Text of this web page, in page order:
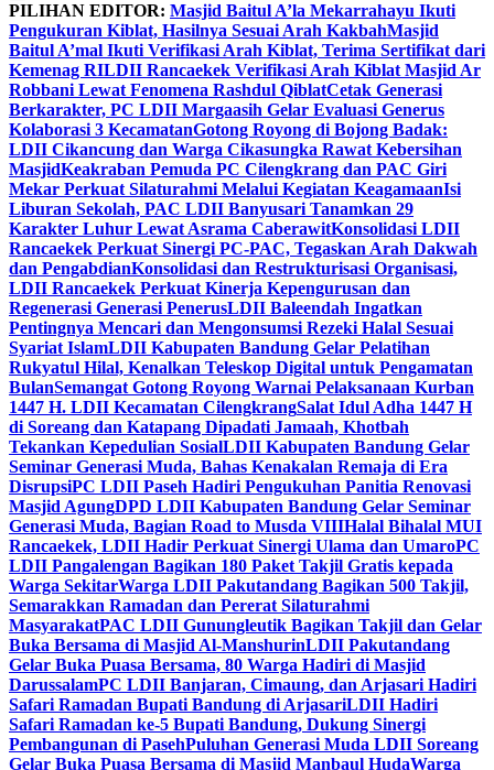
PILIHAN EDITOR: Masjid Baitul A’la Mekarrahayu Ikuti
Pengukuran Kiblat, Hasilnya Sesuai Arah KakbahMasjid
Baitul A’mal Ikuti Verifikasi Arah Kiblat, Terima Sertifikat dari
Kemenag RILDII Rancaekek Verifikasi Arah Kiblat Masjid Ar
Robbani Lewat Fenomena Rashdul QiblatCetak Generasi
Berkarakter, PC LDII Margaasih Gelar Evaluasi Generus
Kolaborasi 3 KecamatanGotong Royong di Bojong Badak:
LDII Cikancung dan Warga Cikasungka Rawat Kebersihan
MasjidKeakraban Pemuda PC Cilengkrang dan PAC Giri
Mekar Perkuat Silaturahmi Melalui Kegiatan KeagamaanIsi
Liburan Sekolah, PAC LDII Banyusari Tanamkan 29
Karakter Luhur Lewat Asrama CaberawitKonsolidasi LDII
Rancaekek Perkuat Sinergi PC-PAC, Tegaskan Arah Dakwah
dan PengabdianKonsolidasi dan Restrukturisasi Organisasi,
LDII Rancaekek Perkuat Kinerja Kepengurusan dan
Regenerasi Generasi PenerusLDII Baleendah Ingatkan
Pentingnya Mencari dan Mengonsumsi Rezeki Halal Sesuai
Syariat IslamLDII Kabupaten Bandung Gelar Pelatihan
Rukyatul Hilal, Kenalkan Teleskop Digital untuk Pengamatan
BulanSemangat Gotong Royong Warnai Pelaksanaan Kurban
1447 H. LDII Kecamatan CilengkrangSalat Idul Adha 1447 H
di Soreang dan Katapang Dipadati Jamaah, Khotbah
Tekankan Kepedulian SosialLDII Kabupaten Bandung Gelar
Seminar Generasi Muda, Bahas Kenakalan Remaja di Era
DisrupsiPC LDII Paseh Hadiri Pengukuhan Panitia Renovasi
Masjid AgungDPD LDII Kabupaten Bandung Gelar Seminar
Generasi Muda, Bagian Road to Musda VIIIHalal Bihalal MUI
Rancaekek, LDII Hadir Perkuat Sinergi Ulama dan UmaroPC
LDII Pangalengan Bagikan 180 Paket Takjil Gratis kepada
Warga SekitarWarga LDII Pakutandang Bagikan 500 Takjil,
Semarakkan Ramadan dan Pererat Silaturahmi
MasyarakatPAC LDII Gunungleutik Bagikan Takjil dan Gelar
Buka Bersama di Masjid Al-ManshurinLDII Pakutandang
Gelar Buka Puasa Bersama, 80 Warga Hadiri di Masjid
DarussalamPC LDII Banjaran, Cimaung, dan Arjasari Hadiri
Safari Ramadan Bupati Bandung di ArjasariLDII Hadiri
Safari Ramadan ke-5 Bupati Bandung, Dukung Sinergi
Pembangunan di PasehPuluhan Generasi Muda LDII Soreang
Gelar Buka Puasa Bersama di Masjid Manbaul HudaWarga